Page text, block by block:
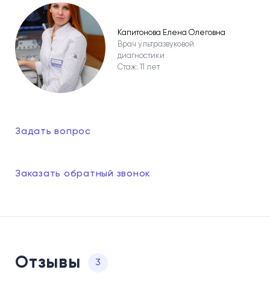
Капитонова Елена Олеговна
Врач ультразвуковой
диагностики
Стаж: 11 лет
Задать вопрос
Заказать обратный звонок
Отзывы 3